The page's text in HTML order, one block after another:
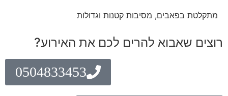
מתקלטת בפאבים, מסיבות קטנות וגדולות
רוצים שאבוא להרים לכם את האירוע?
0504833453